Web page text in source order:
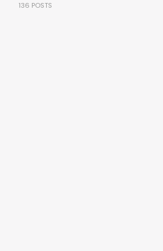
136 POSTS